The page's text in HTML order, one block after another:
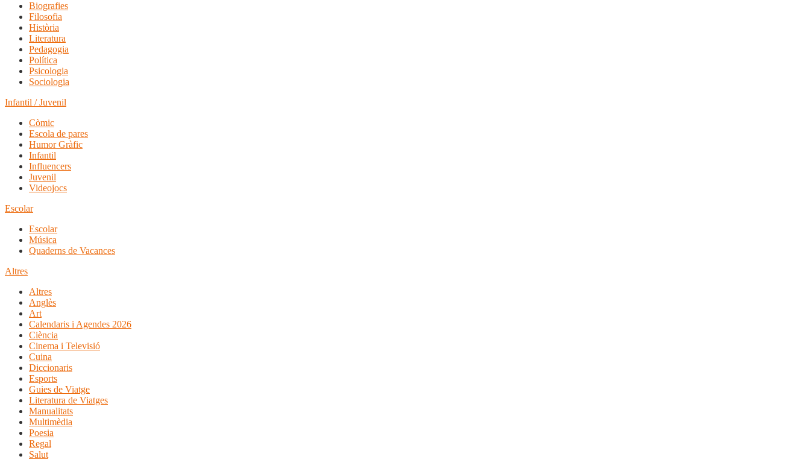
Biografies
Filosofia
Història
Literatura
Pedagogia
Política
Psicologia
Sociologia
Infantil / Juvenil
Còmic
Escola de pares
Humor Gràfic
Infantil
Influencers
Juvenil
Videojocs
Escolar
Escolar
Música
Quaderns de Vacances
Altres
Altres
Anglès
Art
Calendaris i Agendes 2026
Ciència
Cinema i Televisió
Cuina
Diccionaris
Esports
Guies de Viatge
Literatura de Viatges
Manualitats
Multimèdia
Poesia
Regal
Salut